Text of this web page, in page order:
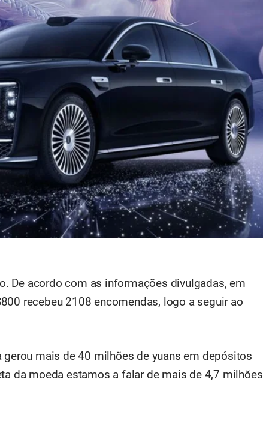
De acordo com as informações divulgadas, em
recebeu 2108 encomendas, logo a seguir ao
gerou mais de 40 milhões de yuans em depósitos
da moeda estamos a falar de mais de 4,7 milhões